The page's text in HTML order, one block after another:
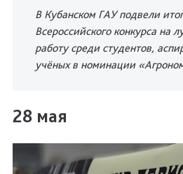
В Кубанском ГАУ подвели
Всероссийского конкурса на
работу среди студентов,
учёных в номинации
28 мая